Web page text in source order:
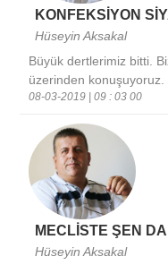
KONFEKSİYON
Hüseyin Aksakal
Büyük dertlerimiz bitti.
üzerinden konuşuyoruz.
08-03-2019 | 09 : 03 00
MECLİSTE ŞEN
Hüseyin Aksakal